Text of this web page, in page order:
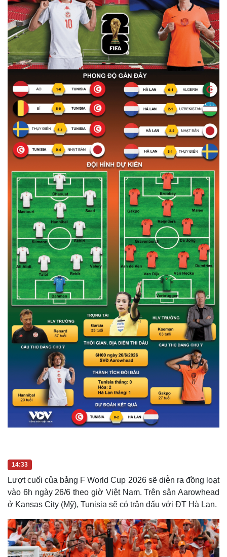
Tin nóng
Tư vấn luật
Phân tích
g
T
14:33
Lượt cuối của bảng F World Cup 2026 sẽ diễn ra đồng loạt
vào 6h ngày 26/6 theo giờ Việt Nam. Trên sân Aarowhead
ở Kansas City (Mỹ), Tunisia sẽ có trận đấu với ĐT Hà Lan.